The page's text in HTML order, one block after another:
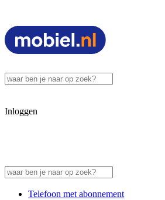
Inloggen
Telefoon met abonnement